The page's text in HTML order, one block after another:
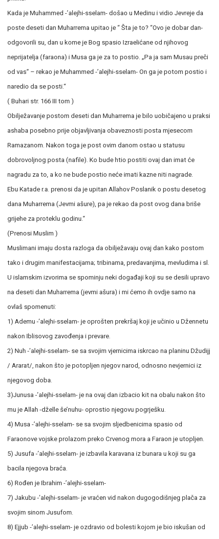
Kada je Muhammed -’alejhi-sselam- došao u Medinu i vidio Jevreje da
poste deseti dan Muharrema upitao je “ Šta je to? “Ovo je dobar dan-
odgovorili su, dan u kome je Bog spasio Izraelićane od njihovog
neprijatelja (faraona) i Musa ga je za to postio. „Pa ja sam Musau preči
od vas“ – rekao je Muhammed -’alejhi-sselam- On ga je potom postio i
naredio da se posti.“
( Buhari str. 166 III tom )
Obilježavanje postom deseti dan Muharrema je bilo uobičajeno u praksi
ashaba posebno prije objavljivanja obaveznosti posta mjesecom
Ramazanom. Nakon toga je post ovim danom ostao u statusu
dobrovoljnog posta (nafile). Ko bude htio postiti ovaj dan imat će
nagradu za to, a ko ne bude postio neće imati kazne niti nagrade.
Ebu Katade r.a. prenosi da je upitan Allahov Poslanik o postu desetog
dana Muharrema (Jevmi ašure), pa je rekao da post ovog dana briše
grijehe za proteklu godinu.“
(Prenosi Muslim )
Muslimani imaju dosta razloga da obilježavaju ovaj dan kako postom
tako i drugim manifestacijama; tribinama, predavanjima, mevludima i sl.
U islamskim izvorima se spominju neki događaji koji su se desili upravo
na deseti dan Muharrema (jevmi ašura) i mi ćemo ih ovdje samo na
ovlaš spomenuti:
1) Ademu -’alejhi-sselam- je oprošten prekršaj koji je učinio u Džennetu
nakon Iblisovog zavođenja i prevare.
2) Nuh -’alejhi-sselam- se sa svojim vjernicima iskrcao na planinu Džudijj
/ Ararat/, nakon što je potopljen njegov narod, odnosno nevjernici iz
njegovog doba.
3)Junusa -’alejhi-sselam- je na ovaj dan izbacio kit na obalu nakon što
mu je Allah -dželle še’nuhu- oprostio njegovu pogrješku.
4) Musa -’alejhi-sselam- se sa svojim sljedbenicima spasio od
Faraonove vojske prolazom preko Crvenog mora a Faraon je utopljen.
5) Jusufa -’alejhi-sselam- je izbavila karavana iz bunara u koji su ga
bacila njegova braća.
6) Rođen je Ibrahim -’alejhi-sselam-
7) Jakubu -’alejhi-sselam- je vraćen vid nakon dugogodišnjeg plača za
svojim sinom Jusufom.
8) Ejjub -’alejhi-sselam- je ozdravio od bolesti kojom je bio iskušan od